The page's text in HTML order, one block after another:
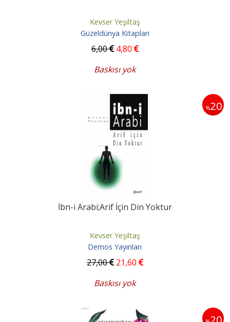
Kevser Yeşiltaş
Güzeldünya Kitapları
6,00 4,80
Baskısı yok
%20
İbn-i Arabi;Arif İçin Din Yoktur
Kevser Yeşiltaş
Demos Yayınları
27,00 21,60
Baskısı yok